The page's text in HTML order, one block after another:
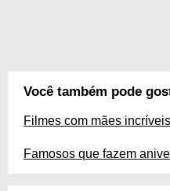
Você também pode
Filmes com mães incríveis
Famosos que fazem